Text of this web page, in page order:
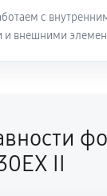
с
и внешними
II